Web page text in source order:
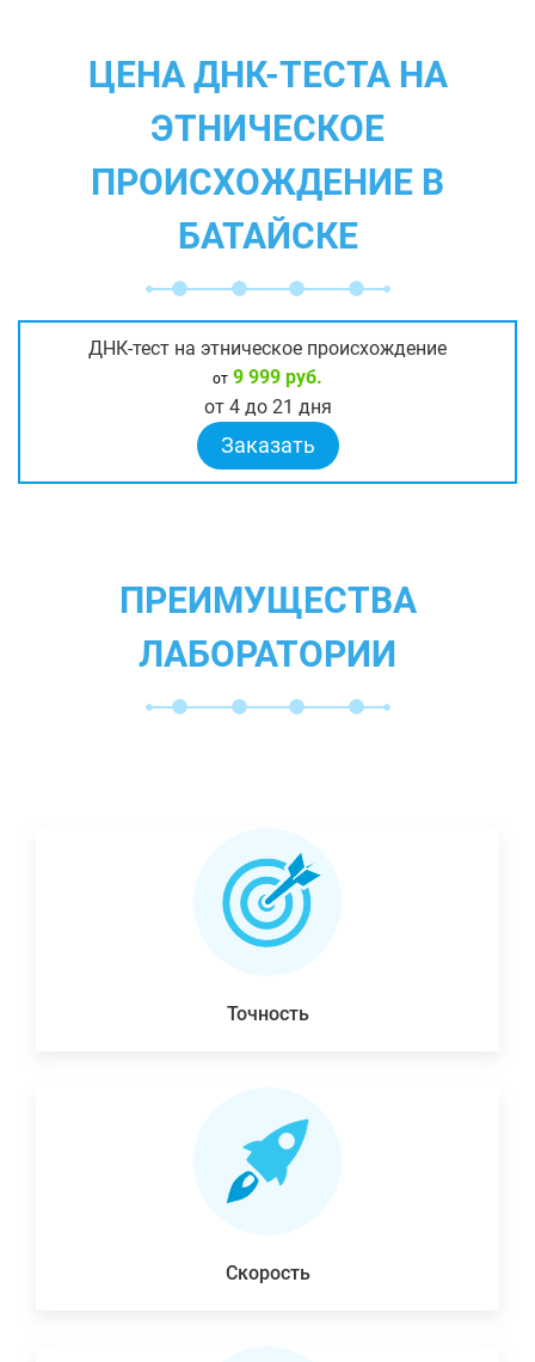
ЦЕНА ДНК-ТЕСТА НА
ЭТНИЧЕСКОЕ
ПРОИСХОЖДЕНИЕ В
БАТАЙСКЕ
ДНК-тест на этническое происхождение
от 9 999 руб.
от 4 до 21 дня
Заказать
ПРЕИМУЩЕСТВА
ЛАБОРАТОРИИ
Точность
Скорость